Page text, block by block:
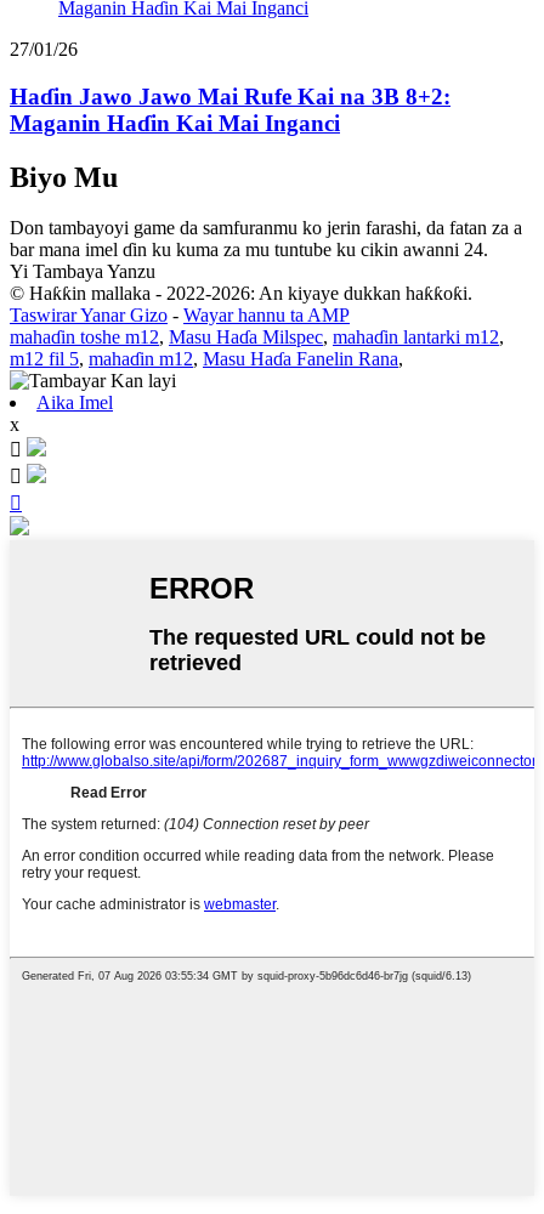
27/01/26
Haɗin Jawo Jawo Mai Rufe Kai na 3B 8+2:
Maganin Haɗin Kai Mai Inganci
Biyo Mu
Don tambayoyi game da samfuranmu ko jerin farashi, da fatan za a
bar mana imel ɗin ku kuma za mu tuntube ku cikin awanni 24.
Yi Tambaya Yanzu
© Haƙƙin mallaka - 2022-2026: An kiyaye dukkan haƙƙoƙi.
Taswirar Yanar Gizo - Wayar hannu ta AMP
mahaɗin toshe m12, Masu Haɗa Milspec, mahaɗin lantarki m12,
m12 fil 5, mahaɗin m12, Masu Haɗa Fanelin Rana,
Aika Imel
x


